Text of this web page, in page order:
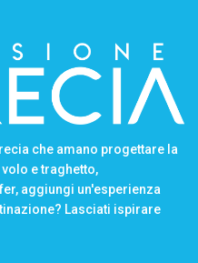
che amano progettare la
e traghetto,
aggiungi un'esperienza
Lasciati ispirare